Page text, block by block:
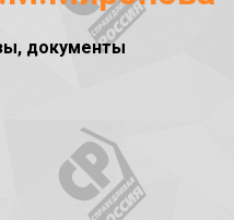
документы